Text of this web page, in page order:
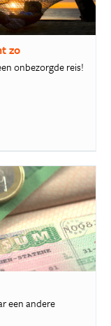
zo
onbezorgde reis!
een andere